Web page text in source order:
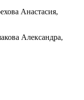
Анастасия,
Александра,